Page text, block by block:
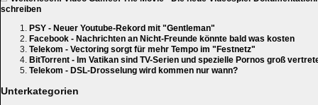
schreiben
PSY - Neuer Youtube-Rekord mit "Gentleman"
Facebook - Nachrichten an Nicht-Freunde könnte bald was kosten
Telekom - Vectoring sorgt für mehr Tempo im "Festnetz"
BitTorrent - Im Vatikan sind TV-Serien und spezielle Pornos groß
Telekom - DSL-Drosselung wird kommen nur wann?
Unterkategorien